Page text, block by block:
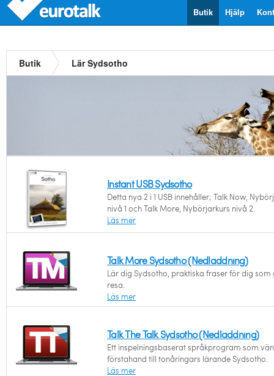
Hjälp
Butik
Butik Lär Sydsotho
Instant USB Sydsotho
Detta nya 2 i 1 USB innehåller; Talk Now,
nivå 1 och Talk More, Nybörjarkurs nivå 2.
Läs mer
Talk More Sydsotho (Nedladdning)
Lär dig Sydsotho, praktiska fraser för dig
resa.
Läs mer
Talk The Talk Sydsotho (Nedladdning)
Ett inspelningsbaserat språkprogram som
förstahand till tonåringars lärande Sydsotho.
Läs mer